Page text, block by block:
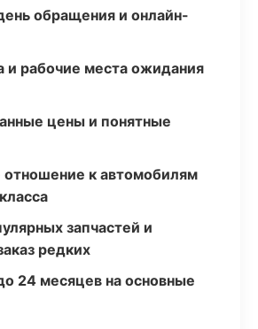
обращения и онлайн-
и рабочие места ожидания
цены и понятные
к автомобилям
запчастей и
редких
24 месяцев на основные